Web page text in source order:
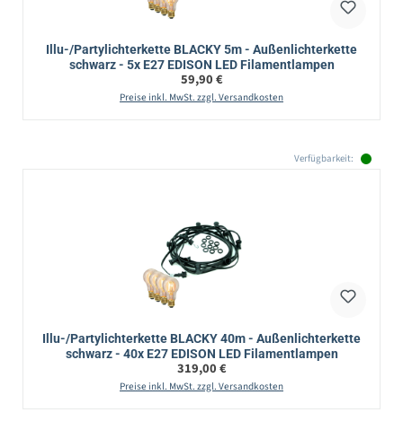
Illu-/Partylichterkette BLACKY 5m - Außenlichterkette
schwarz - 5x E27 EDISON LED Filamentlampen
Regulärer Preis:
59,90 €
Preise inkl. MwSt. zzgl. Versandkosten
Verfügbarkeit:
Illu-/Partylichterkette BLACKY 40m - Außenlichterkette
schwarz - 40x E27 EDISON LED Filamentlampen
Regulärer Preis:
319,00 €
Preise inkl. MwSt. zzgl. Versandkosten